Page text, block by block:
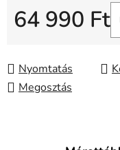
64 990 Ft
Nyomtatás
Megosztás